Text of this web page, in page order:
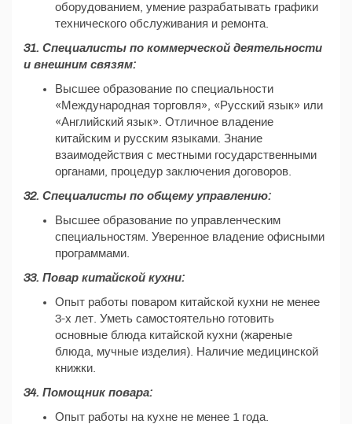
оборудованием, умение разрабатывать графики
технического обслуживания и ремонта.
31. Специалисты по коммерческой деятельности
и внешним связям:
Высшее образование по специальности
«Международная торговля», «Русский язык» или
«Английский язык». Отличное владение
китайским и русским языками. Знание
взаимодействия с местными государственными
органами, процедур заключения договоров.
32. Специалисты по общему управлению:
Высшее образование по управленческим
специальностям. Уверенное владение офисными
программами.
33. Повар китайской кухни:
Опыт работы поваром китайской кухни не менее
3-х лет. Уметь самостоятельно готовить
основные блюда китайской кухни (жареные
блюда, мучные изделия). Наличие медицинской
книжки.
34. Помощник повара:
Опыт работы на кухне не менее 1 года.